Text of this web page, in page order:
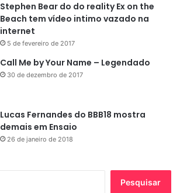
Stephen Bear do do reality Ex on the
Beach tem vídeo intimo vazado na
internet
5 de fevereiro de 2017
Call Me by Your Name – Legendado
30 de dezembro de 2017
Lucas Fernandes do BBB18 mostra
demais em Ensaio
26 de janeiro de 2018